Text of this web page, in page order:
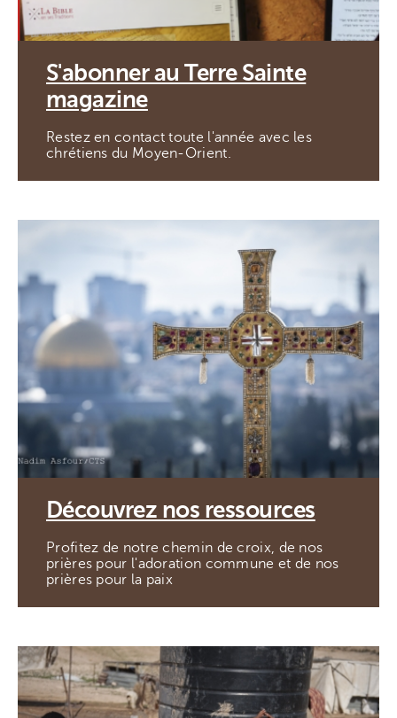
S'abonner au Terre Sainte
magazine
Restez en contact toute l'année avec les
chrétiens du Moyen-Orient.
Découvrez nos ressources
Profitez de notre chemin de croix, de nos
prières pour l'adoration commune et de nos
prières pour la paix